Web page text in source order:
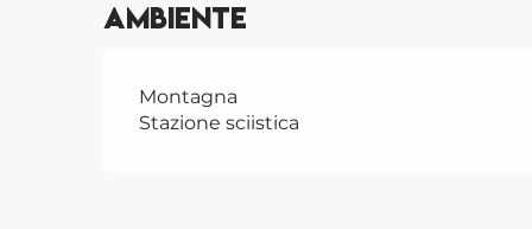
Ambiente
Montagna
Stazione sciistica